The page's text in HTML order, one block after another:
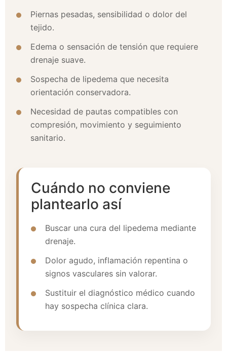
Piernas pesadas, sensibilidad o dolor del
tejido.
Edema o sensación de tensión que requiere
drenaje suave.
Sospecha de lipedema que necesita
orientación conservadora.
Necesidad de pautas compatibles con
compresión, movimiento y seguimiento
sanitario.
Cuándo no conviene
plantearlo así
Buscar una cura del lipedema mediante
drenaje.
Dolor agudo, inflamación repentina o
signos vasculares sin valorar.
Sustituir el diagnóstico médico cuando
hay sospecha clínica clara.